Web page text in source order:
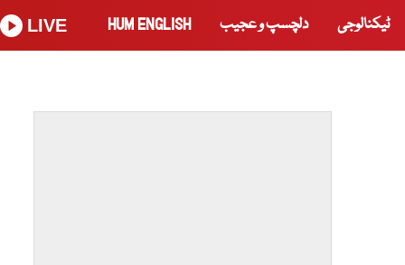
ٹیکنالوجی دلچسپ و عجیب HUM ENGLISH
LIVE